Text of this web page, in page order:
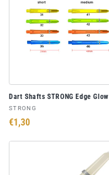
Dart Shafts STRONG Edge Glow
Anbieter:
STRONG
Normaler
€1,30